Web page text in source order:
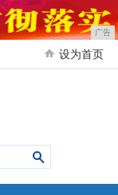
广告
设为首页